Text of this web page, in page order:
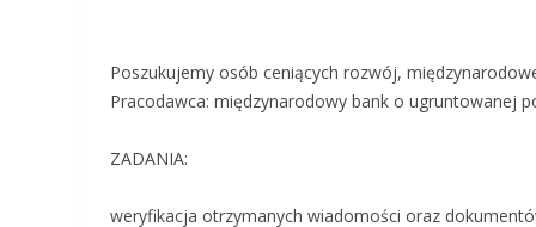
Poszukujemy osób ceniących rozwój,
Pracodawca: międzynarodowy bank o ugruntowanej
ZADANIA:
weryfikacja otrzymanych wiadomości oraz